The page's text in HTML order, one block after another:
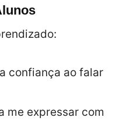
confiança ao falar
me expressar com